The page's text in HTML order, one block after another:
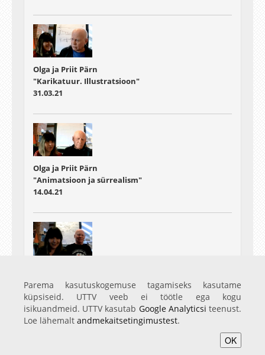
Olga ja Priit Pärn
"Karikatuur. Illustratsioon"
31.03.21
Olga ja Priit Pärn
"Animatsioon ja sürrealism"
14.04.21
19.05.21
Parema kasutuskogemuse tagamiseks kasutame
küpsiseid. UTTV veeb ei töötle ega kogu
isikuandmeid. UTTV kasutab Google Analyticsi teenust.
Loe lähemalt andmekaitsetingimustest.
OK